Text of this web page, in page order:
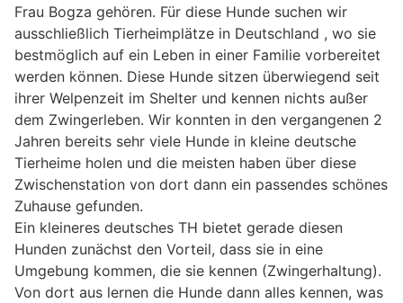
Frau Bogza gehören. Für diese Hunde suchen wir
ausschließlich Tierheimplätze in Deutschland , wo sie
bestmöglich auf ein Leben in einer Familie vorbereitet
werden können. Diese Hunde sitzen überwiegend seit
ihrer Welpenzeit im Shelter und kennen nichts außer
dem Zwingerleben. Wir konnten in den vergangenen 2
Jahren bereits sehr viele Hunde in kleine deutsche
Tierheime holen und die meisten haben über diese
Zwischenstation von dort dann ein passendes schönes
Zuhause gefunden.
Ein kleineres deutsches TH bietet gerade diesen
Hunden zunächst den Vorteil, dass sie in eine
Umgebung kommen, die sie kennen (Zwingerhaltung).
Von dort aus lernen die Hunde dann alles kennen, was